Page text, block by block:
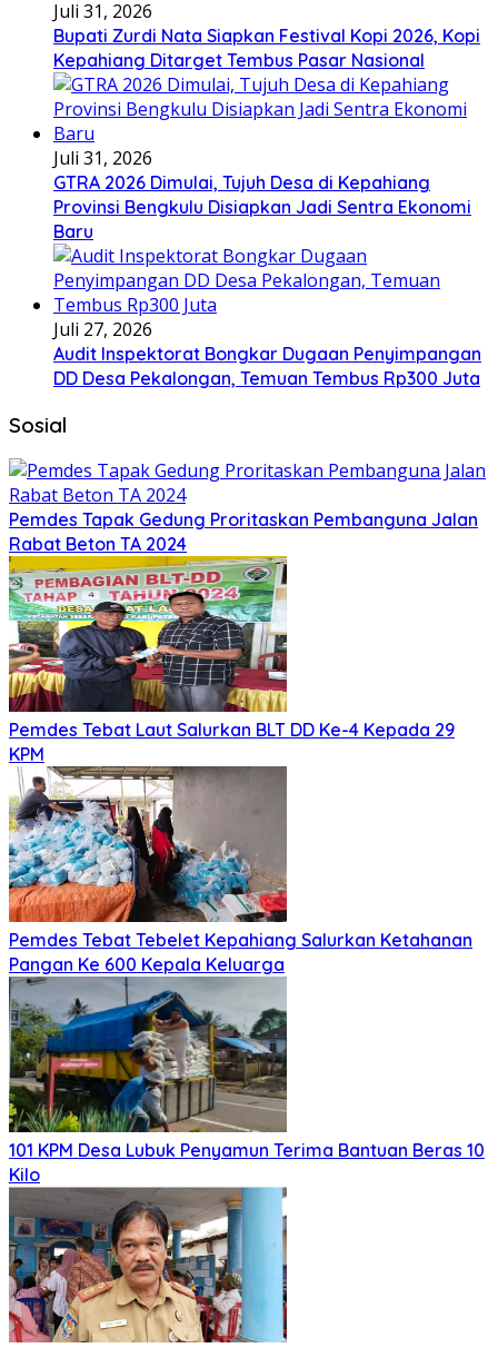
Juli 31, 2026
Bupati Zurdi Nata Siapkan Festival Kopi 2026, Kopi
Kepahiang Ditarget Tembus Pasar Nasional
Juli 31, 2026
GTRA 2026 Dimulai, Tujuh Desa di Kepahiang
Provinsi Bengkulu Disiapkan Jadi Sentra Ekonomi
Baru
Juli 27, 2026
Audit Inspektorat Bongkar Dugaan Penyimpangan
DD Desa Pekalongan, Temuan Tembus Rp300 Juta
Sosial
Pemdes Tapak Gedung Proritaskan Pembanguna Jalan
Rabat Beton TA 2024
Pemdes Tebat Laut Salurkan BLT DD Ke-4 Kepada 29
KPM
Pemdes Tebat Tebelet Kepahiang Salurkan Ketahanan
Pangan Ke 600 Kepala Keluarga
101 KPM Desa Lubuk Penyamun Terima Bantuan Beras 10
Kilo